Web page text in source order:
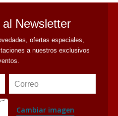
Newsletter
ofertas especiales,
a nuestros exclusivos
Correo
Cambiar imagen